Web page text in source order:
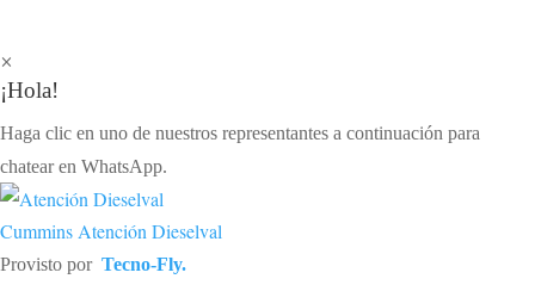
×
¡Hola!
Haga clic en uno de nuestros representantes a continuación para
chatear en WhatsApp.
Cummins Atención Dieselval
Provisto por Tecno-Fly.